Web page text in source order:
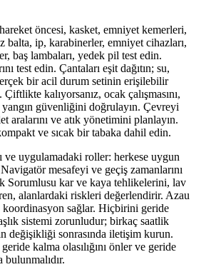
öncesi, kasket, emniyet kemerleri,
balta, ip, karabinerler, emniyet cihazları,
baş lambaları, yedek pil test edin.
test edin. Çantaları eşit dağıtın; su,
bir acil durum setinin erişilebilir
kalıyorsanız, ocak çalışmasını,
yangın güvenliğini doğrulayın. Çevreyi
aralarını ve atık yönetimini planlayın.
ve sıcak bir tabaka dahil edin.
ve uygulamadaki roller: herkese uygun
mesafeyi ve geçiş zamanlarını
Sorumlusu kar ve kaya tehlikelerini, lav
alanlardaki riskleri değerlendirir. Azau
koordinasyon sağlar. Hiçbirini geride
sistemi zorunludur; birkaç saatlik
değişikliği sonrasında iletişim kurun.
kalma olasılığını önler ve geride
bulunmalıdır.